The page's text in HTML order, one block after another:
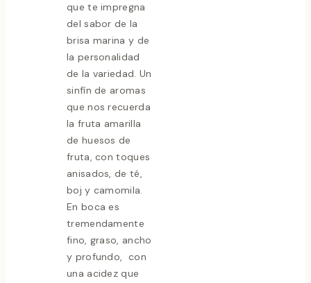
que te impregna
del sabor de la
brisa marina y de
la personalidad
de la variedad. Un
sinfín de aromas
que nos recuerda
la fruta amarilla
de huesos de
fruta, con toques
anisados, de té,
boj y camomila.
En boca es
tremendamente
fino, graso, ancho
y profundo, con
una acidez que